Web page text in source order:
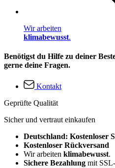
Wir arbeiten
klimabewusst.
Benötigst du Hilfe zu deiner
gerne deine Fragen.
Kontakt
Geprüfte Qualität
Sicher und vertraut einkaufen
Deutschland: Kostenloser
Kostenloser Rückversand
Wir arbeiten klimabewusst.
Sichere Bezahlung mit